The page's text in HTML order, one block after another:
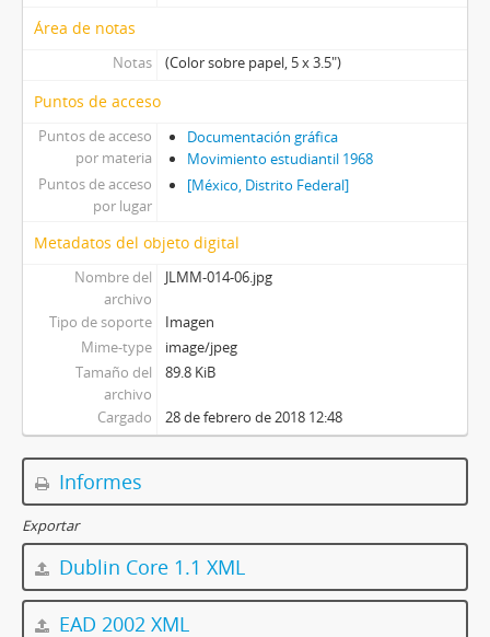
Área de notas
Notas (Color sobre papel, 5 x 3.5")
Puntos de acceso
Puntos de acceso
por materia
Documentación gráfica
Movimiento estudiantil 1968
Puntos de acceso
por lugar
[México, Distrito Federal]
Metadatos del objeto digital
Nombre del
archivo
JLMM-014-06.jpg
Tipo de soporte
Imagen
Mime-type
image/jpeg
Tamaño del
archivo
89.8 KiB
Cargado 28 de febrero de 2018 12:48
Informes
Exportar
Dublin Core 1.1 XML
EAD 2002 XML